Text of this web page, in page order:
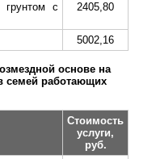
грунтом с
2405,80
5002,16
основе на
семей работающих
Стоимость
услуги,
руб.